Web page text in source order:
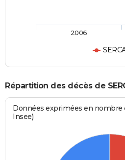
2006
Répartition des décès de
Données exprimées en nombre
Insee)